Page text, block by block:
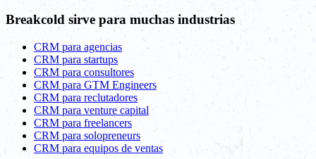
Breakcold sirve para muchas industrias
CRM para agencias
CRM para startups
CRM para consultores
CRM para GTM Engineers
CRM para reclutadores
CRM para venture capital
CRM para freelancers
CRM para solopreneurs
CRM para equipos de ventas